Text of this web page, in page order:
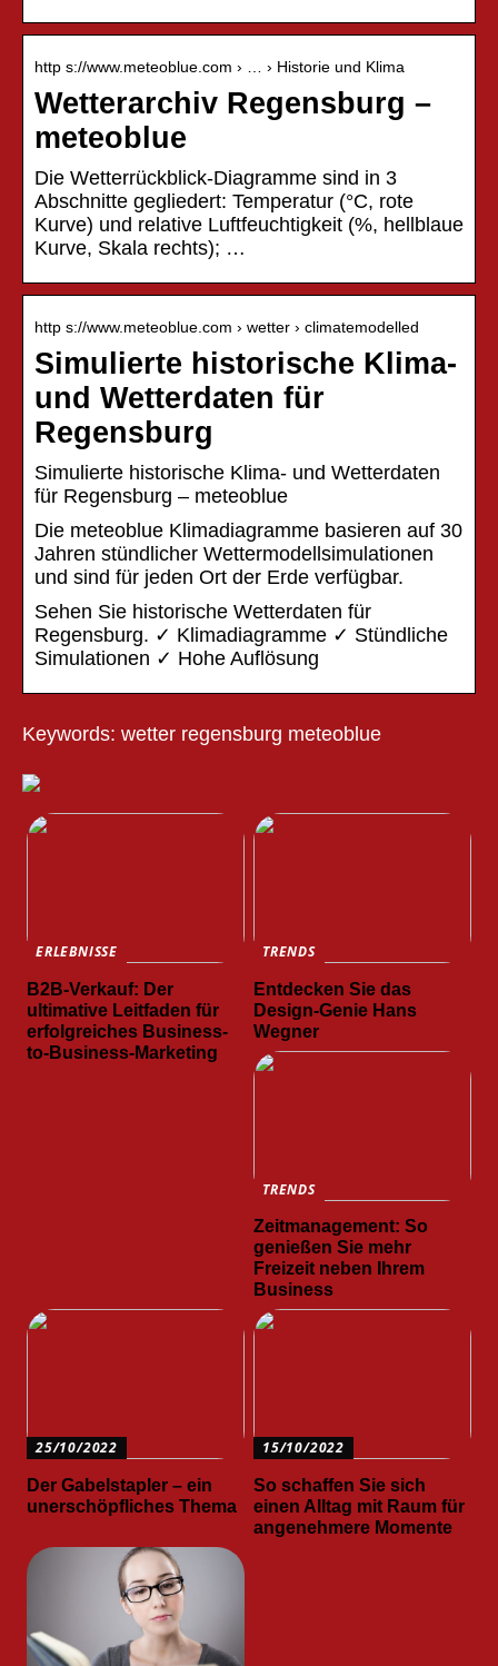
http s://www.meteoblue.com › … › Historie und Klima
Wetterarchiv Regensburg –
meteoblue
Die Wetterrückblick-Diagramme sind in 3
Abschnitte gegliedert: Temperatur (°C, rote
Kurve) und relative Luftfeuchtigkeit (%, hellblaue
Kurve, Skala rechts); …
http s://www.meteoblue.com › wetter › climatemodelled
Simulierte historische Klima-
und Wetterdaten für
Regensburg
Simulierte historische Klima- und Wetterdaten
für Regensburg – meteoblue
Die meteoblue Klimadiagramme basieren auf 30
Jahren stündlicher Wettermodellsimulationen
und sind für jeden Ort der Erde verfügbar.
Sehen Sie historische Wetterdaten für
Regensburg. ✓ Klimadiagramme ✓ Stündliche
Simulationen ✓ Hohe Auflösung
Keywords: wetter regensburg meteoblue
ERLEBNISSE
B2B-Verkauf: Der
ultimative Leitfaden für
erfolgreiches Business-
to-Business-Marketing
TRENDS
Entdecken Sie das
Design-Genie Hans
Wegner
TRENDS
Zeitmanagement: So
genießen Sie mehr
Freizeit neben Ihrem
Business
25/10/2022
Der Gabelstapler – ein
unerschöpfliches Thema
15/10/2022
So schaffen Sie sich
einen Alltag mit Raum für
angenehmere Momente